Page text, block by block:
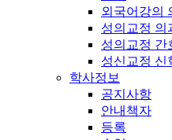
외국어강의
성의교정 의
성의교정 간
성신교정 신
학사정보
공지사항
안내책자
등록